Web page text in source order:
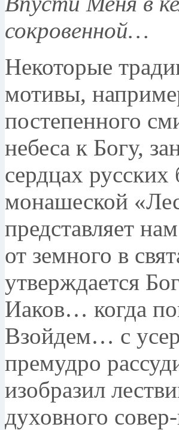
сокровенной…
Некоторые
мотивы,
постепенного
небеса к Богу,
сердцах
монашеской
представляет
от земного в
утверждается
Иаков… когда
Взойдем… с
премудро
изобразил
духовного